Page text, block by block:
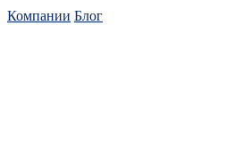
Компании Блог